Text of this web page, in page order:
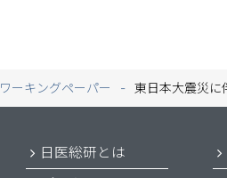
ワーキングペーパー 東日本大震災に
日医総研とは